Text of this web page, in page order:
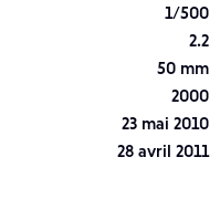
1/500
2.2
50 mm
2000
23 mai 2010
28 avril 2011